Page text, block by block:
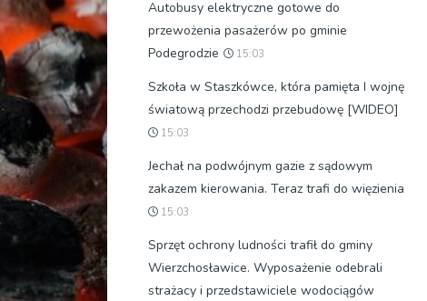
Autobusy elektryczne gotowe do
przewożenia pasażerów po gminie
Podegrodzie
15:03
Szkoła w Staszkówce, która pamięta I wojnę
światową przechodzi przebudowę [WIDEO]
15:03
Jechał na podwójnym gazie z sądowym
zakazem kierowania. Teraz trafi do więzienia
15:03
Sprzęt ochrony ludności trafił do gminy
Wierzchosławice. Wyposażenie odebrali
strażacy i przedstawiciele wodociągów